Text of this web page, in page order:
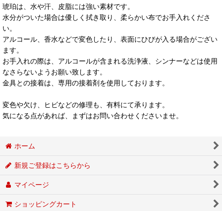
琥珀は、水や汗、皮脂には強い素材です。
水分がついた場合は優しく拭き取り、柔らかい布でお手入れくださ
い。
アルコール、香水などで変色したり、表面にひびが入る場合がござい
ます。
お手入れの際は、アルコールが含まれる洗浄液、シンナーなどは使用
なさらないようお願い致します。
金具との接着は、専用の接着剤を使用しております。
変色や欠け、ヒビなどの修理も、有料にて承ります。
気になる点があれば、まずはお問い合わせくださいませ。
ホーム
新規ご登録はこちらから
マイページ
ショッピングカート